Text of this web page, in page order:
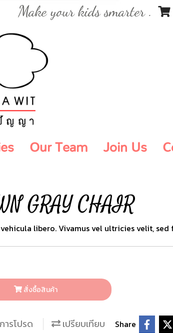
Make your kids smarter .
Our Team Join Us
GRAY CHAIR
libero. Vivamus vel ultricies velit,
สั่งซื้อสินค้า
ารโปรด เปรียบเทียบ Share